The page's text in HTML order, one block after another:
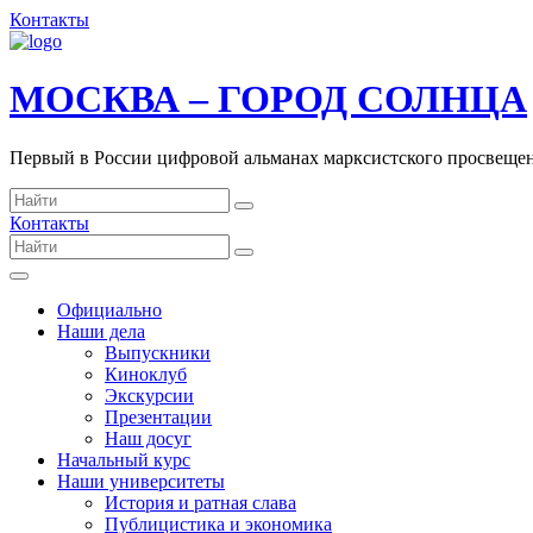
Контакты
МОСКВА – ГОРОД СОЛНЦА
Первый в России цифровой альманах марксистского
Контакты
Официально
Наши дела
Выпускники
Киноклуб
Экскурсии
Презентации
Наш досуг
Начальный курс
Наши университеты
История и ратная слава
Публицистика и экономика